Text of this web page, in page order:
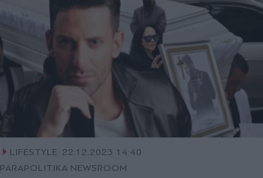
LIFESTYLE 22.12.2023 14:40
PARAPOLITIKA NEWSROOM